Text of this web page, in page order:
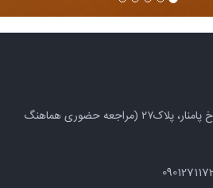
تهران، خ 15 خرداد، خ پامنار، پلاک۲۷ (مراجعه حضوری هماهنگ